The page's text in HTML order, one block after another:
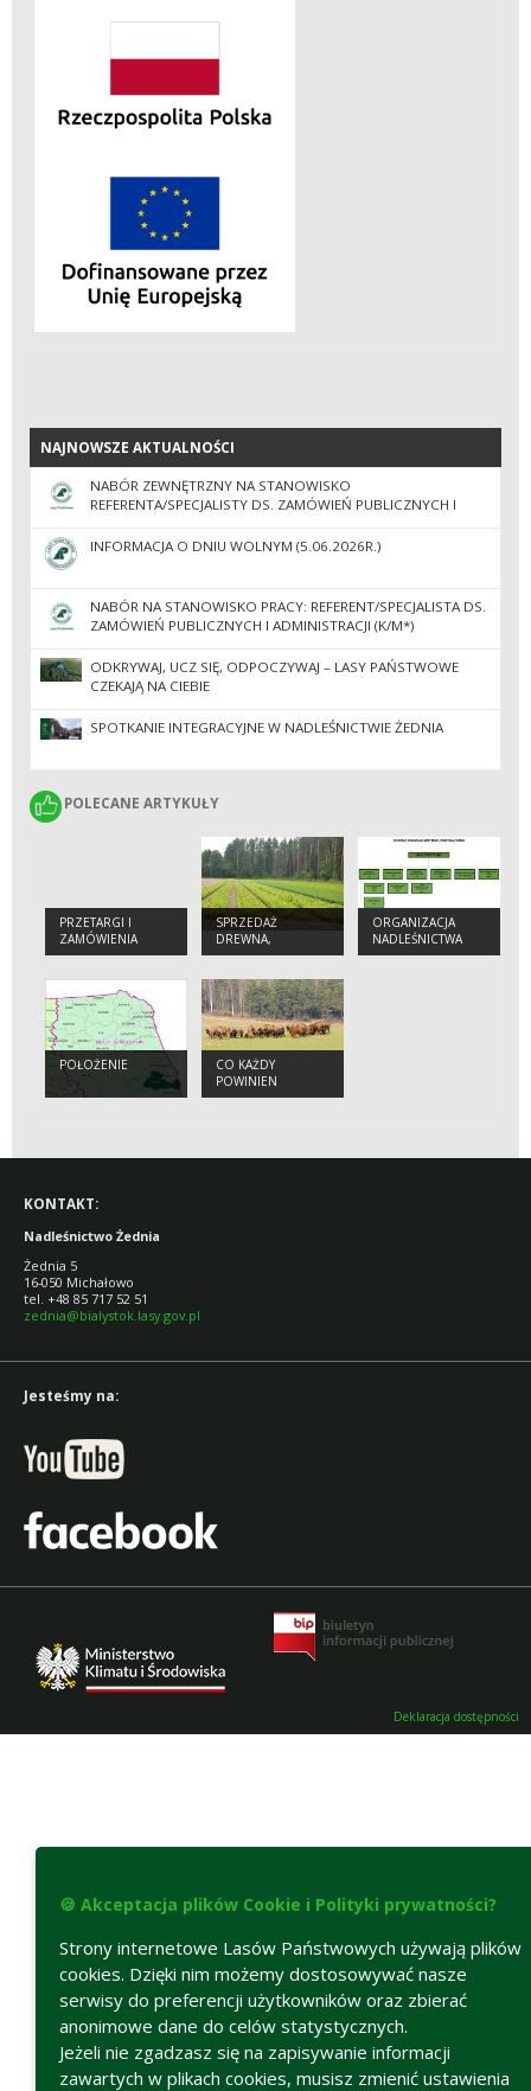
NAJNOWSZE AKTUALNOŚCI
NAJNOWSZE AKTUALNOŚCI
NABÓR ZEWNĘTRZNY NA STANOWISKO
REFERENTA/SPECJALISTY DS. ZAMÓWIEŃ PUBLICZNYCH I
ADMINISTRACJI
INFORMACJA O DNIU WOLNYM (5.06.2026R.)
NABÓR NA STANOWISKO PRACY: REFERENT/SPECJALISTA DS.
ZAMÓWIEŃ PUBLICZNYCH I ADMINISTRACJI (K/M*)
ODKRYWAJ, UCZ SIĘ, ODPOCZYWAJ – LASY PAŃSTWOWE
CZEKAJĄ NA CIEBIE
SPOTKANIE INTEGRACYJNE W NADLEŚNICTWIE ŻEDNIA
POLECANE ARTYKUŁY
POLECANE ARTYKUŁY
PRZETARGI I
ZAMÓWIENIA
SPRZEDAŻ
DREWNA,
CHOINEK I
ORGANIZACJA
NADLEŚNICTWA
POŁOŻENIE
CO KAŻDY
POWINIEN
WIEDZIEĆ O
KONTAKT:
Nadleśnictwo Żednia
Żednia 5
16-050 Michałowo
tel. +48 85 717 52 51
zednia@bialystok.lasy.gov.pl
Jesteśmy na:
Deklaracja dostępności
🍪 Akceptacja plików Cookie i Polityki prywatności?
Strony internetowe Lasów Państwowych używają plików
cookies. Dzięki nim możemy dostosowywać nasze
serwisy do preferencji użytkowników oraz zbierać
anonimowe dane do celów statystycznych.
Jeżeli nie zgadzasz się na zapisywanie informacji
zawartych w plikach cookies, musisz zmienić ustawienia